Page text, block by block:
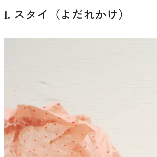
1. スタイ（よだれかけ）